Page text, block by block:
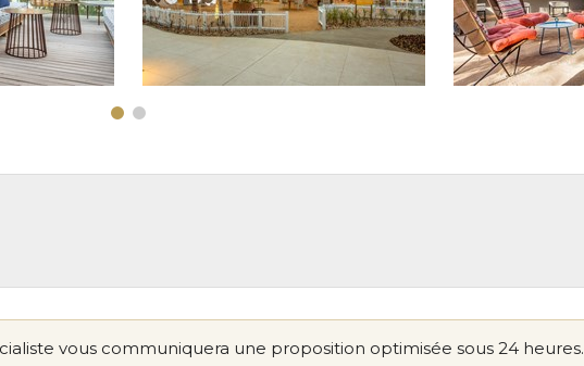
vous communiquera une proposition optimisée sous 24 heures.